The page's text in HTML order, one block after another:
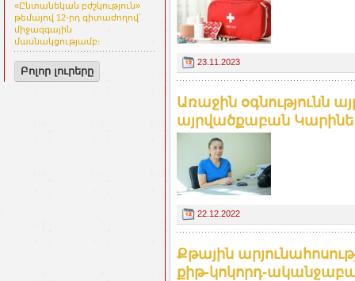
«Ընտանեկան բժշկություն»
թեմայով 12-րդ գիտաժողով՝
միջազգային
մասնակցությամբ։
Բոլոր լուրերը
23.11.2023
Առաջին օգնությունն
այրվածքաբան
22.12.2022
Քթային
քիթ-կոկորդ-